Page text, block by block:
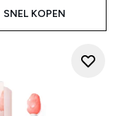
SNEL KOPEN